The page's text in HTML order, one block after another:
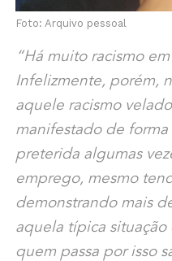
Foto: Arquivo pessoal
“Há muito racismo
Infelizmente, porém,
aquele racismo
manifestado de forma
preterida algumas
emprego, mesmo
demonstrando mais
aquela típica situação
quem passa por isso